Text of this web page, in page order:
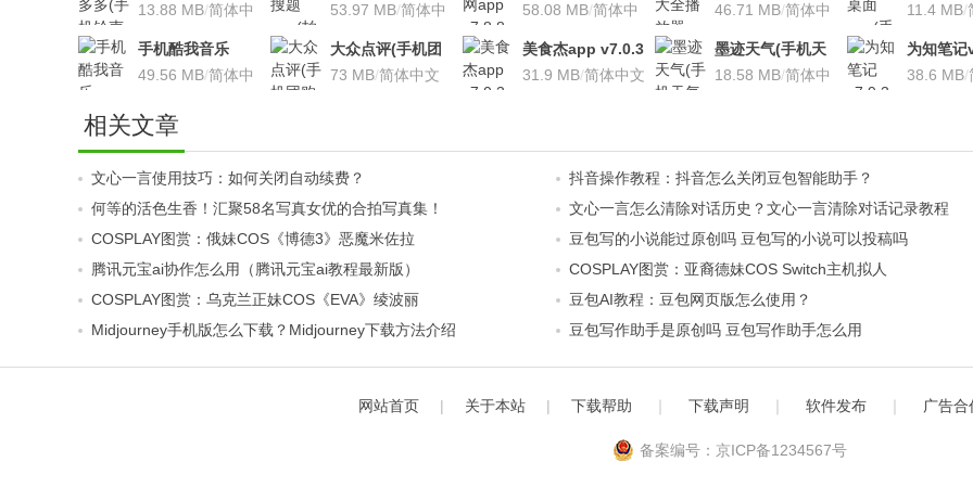
声软件)v8.7.66 安
13.88 MB/简体中
搜题利器)V9.7.2安
53.97 MB/简体中
安卓版
58.08 MB/简体中
v3.1.7 安卓版
46.71 MB/简体中
桌面软件
11.4 MB/
手机酷我音乐
V9.2.3.5 安卓版
49.56 MB/简体中
大众点评(手机团
购软件)V10.18.4
73 MB/简体中文
美食杰app v7.0.3
安卓版
31.9 MB/简体中文
墨迹天气(手机天
气软
18.58 MB/简体中
为知笔
装本地
38.6 MB/
相关文章
文心一言使用技巧：如何关闭自动续费？
抖音操作教程：抖音怎么关闭豆包智能助手？
何等的活色生香！汇聚58名写真女优的合拍写真集！
文心一言怎么清除对话历史？文心一言清除对话记录教程
COSPLAY图赏：俄妹COS《博德3》恶魔米佐拉
豆包写的小说能过原创吗 豆包写的小说可以投稿吗
腾讯元宝ai协作怎么用（腾讯元宝ai教程最新版）
COSPLAY图赏：亚裔德妹COS Switch主机拟人
COSPLAY图赏：乌克兰正妹COS《EVA》绫波丽
豆包AI教程：豆包网页版怎么使用？
Midjourney手机版怎么下载？Midjourney下载方法介绍
豆包写作助手是原创吗 豆包写作助手怎么用
网站首页 | 关于本站 | 下载帮助 下载声明 软件发布 广告合
备案编号：京ICP备1234567号